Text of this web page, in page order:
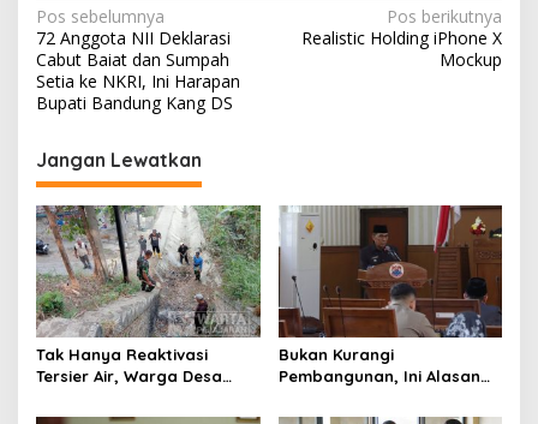
N
a
v
i
g
a
s
i
p
o
s
Pos sebelumnya
72 Anggota NII Deklarasi
Cabut Baiat dan Sumpah
Setia ke NKRI, Ini Harapan
Bupati Bandung Kang DS
Pos berikutnya
Realistic Holding iPhone X
Mockup
Jangan Lewatkan
Tak Hanya Reaktivasi
Tersier Air, Warga Desa
Alternatif di Padalarang
Bukan Kurangi
Pembangunan, Ini Alasan
Pengurangan Belanja